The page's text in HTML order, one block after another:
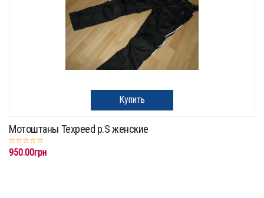
Купить
Мотоштаны Texpeed p.S женские
950.00грн